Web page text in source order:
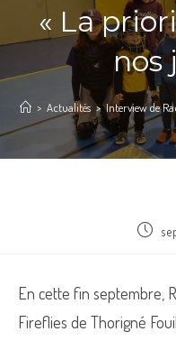
« La
nos
> Actualités > Interview de
En cette fin septembre,
Fireflies de Thorigné